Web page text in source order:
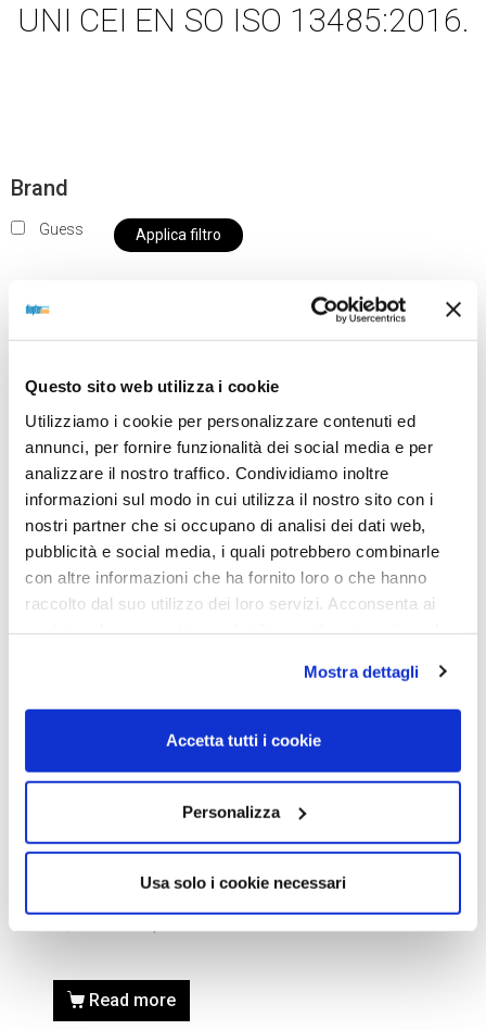
Questo sito web utilizza i cookie
Utilizziamo i cookie per personalizzare contenuti ed
annunci, per fornire funzionalità dei social media e per
analizzare il nostro traffico. Condividiamo inoltre
informazioni sul modo in cui utilizza il nostro sito con i
nostri partner che si occupano di analisi dei dati web,
pubblicità e social media, i quali potrebbero combinarle
con altre informazioni che ha fornito loro o che hanno
raccolto dal suo utilizzo dei loro servizi. Acconsenta ai
Mostra dettagli
Accetta tutti i cookie
Personalizza
Usa solo i cookie necessari
UNI CEI EN SO ISO 13485:2016.
Brand
Guess Applica filtro
nostro negozio non saranno disponibili per la
spedizione fino al giorno 31 agosto. BUONE FERIE
da OTTICA DIOPTER
Showing the single result
GU9154 47 005 – nero/altro
79,00€ 62,00€
Read more